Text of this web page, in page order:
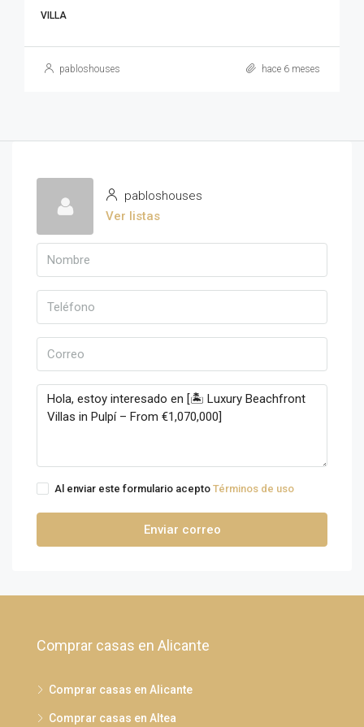
VILLA
pabloshouses hace 6 meses
pabloshouses
Ver listas
Al enviar este formulario acepto Términos de uso
Enviar correo
Comprar casas en Alicante
Comprar casas en Alicante
Comprar casas en Altea